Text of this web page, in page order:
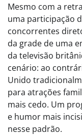
Mesmo com a
uma participação
concorrentes
da grade de uma
da televisão
cenário: ao
Unido
para atrações
mais cedo. Um
e humor mais
nesse padrão.